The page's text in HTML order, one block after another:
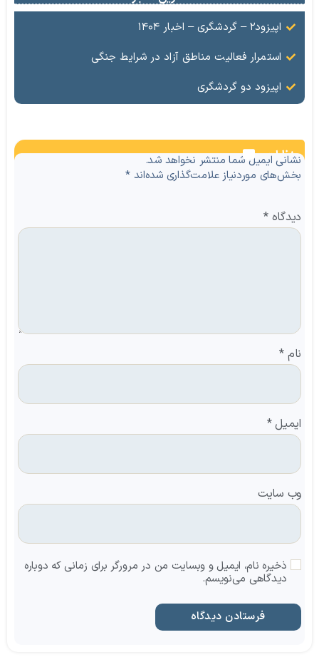
اپیزود۲ – گردشگری – اخبار ۱۴۰۴
استمرار فعالیت مناطق آزاد در شرایط جنگی
اپیزود دو گردشگری
نظرات
نشانی ایمیل شما منتشر نخواهد شد.
بخش‌های موردنیاز علامت‌گذاری شده‌اند*
دیدگاه*
نام *
ایمیل*
وب‌ سایت
ذخیره نام، ایمیل و وبسایت من در مرورگر برای زمانی که دوباره
دیدگاهی می‌نویسم.